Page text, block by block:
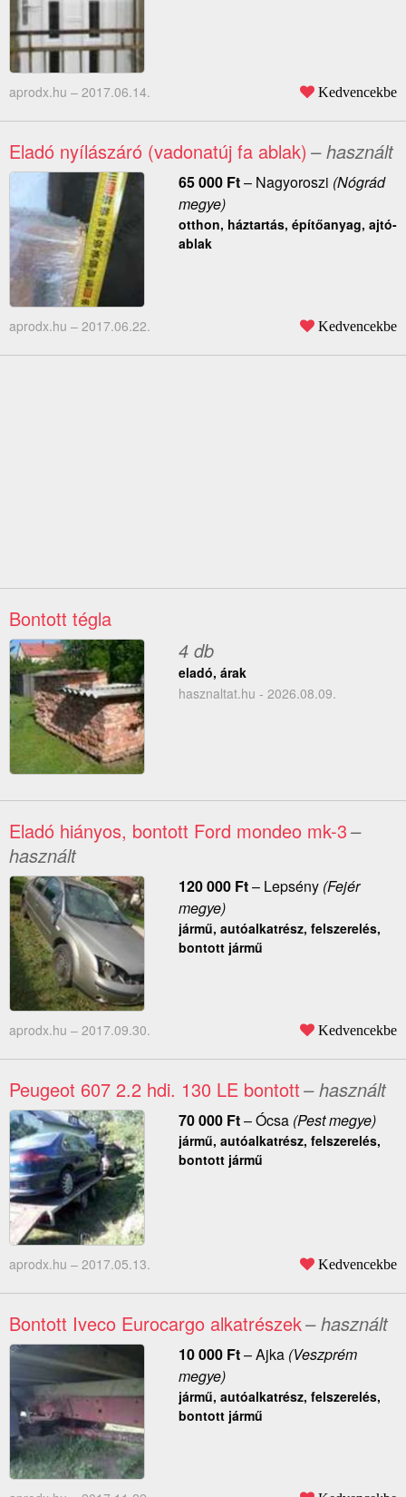
aprodx.hu – 2017.06.14. Kedvencekbe
Eladó nyílászáró (vadonatúj fa ablak) – használt
65 000 Ft– Nagyoroszi (Nógrád
megye)
otthon, háztartás, építőanyag, ajtó-
ablak
aprodx.hu – 2017.06.22. Kedvencekbe
Bontott tégla
4 db
eladó, árak
hasznaltat.hu - 2026.08.09.
Eladó hiányos, bontott Ford mondeo mk-3–
használt
120 000 Ft– Lepsény(Fejér
megye)
jármű, autóalkatrész, felszerelés,
bontott jármű
aprodx.hu – 2017.09.30. Kedvencekbe
Peugeot 607 2.2 hdi. 130 LE bontott– használt
70 000 Ft–Ócsa(Pest megye)
jármű, autóalkatrész, felszerelés,
bontott jármű
aprodx.hu – 2017.05.13. Kedvencekbe
Bontott Iveco Eurocargo alkatrészek– használt
10 000 Ft–Ajka(Veszprém
megye)
jármű, autóalkatrész, felszerelés,
bontott jármű